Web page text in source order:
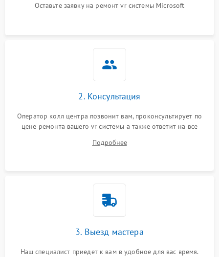
Оставьте заявку на ремонт vr системы Microsoft
2. Консультация
Оператор колл центра позвонит вам, проконсультирует по
цене ремонта вашего vr системы а также ответит на все
Подробнее
3. Выезд мастера
Наш специалист приедет к вам в удобное для вас время.